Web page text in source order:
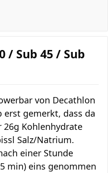
/ Sub 45 / Sub
von Decathlon
erst gemerkt, dass da
26g Kohlenhydrate
Salz/Natrium.
einer Stunde
min) eins genommen